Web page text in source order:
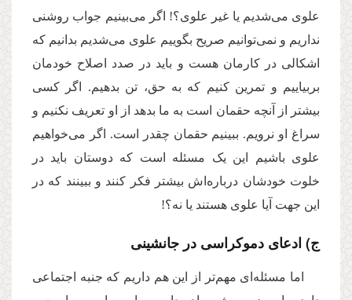
علوی می‌شدیم یا غیر علوی؟! اگر می‌بینیم جواب روشنی
نداریم و نمی‌توانیم صریح بگوییم علوی می‌شدیم بدانیم که
اشکالی در کارمان هست و باید در صدد اصلاح خودمان
بربیاییم و تمرین کنیم که به حق، تن بدهیم. اگر کسی
بیشتر از آنچه حقمان است به ما بدهد از او تعریف نکنیم و
سراغ او نرویم. ببینیم حقمان چقدر است. اگر می‌خواهیم
علوی باشیم این یک مسئله است که دوستان باید در
خلوت خودشان درباره‌اش بیشتر فکر کنند و ببینند که در
این جهت آیا علوی هستند یا نه؟!
ج) ادعای دموکراسی در جانشینی
اما مسئله‌ای مهم‌تر از این هم داریم که جنبه اجتماعی